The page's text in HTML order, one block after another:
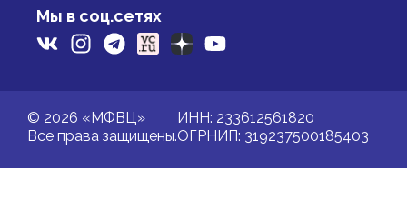
Мы в соц.сетях
© 2026 «МФВЦ»
Все права защищены.
ИНН: 233612561820
ОГРНИП: 319237500185403